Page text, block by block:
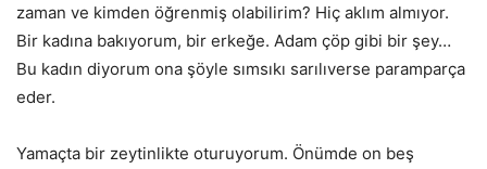
zaman ve kimden öğrenmiş olabilirim? Hiç aklım almıyor.
Bir kadına bakıyorum, bir erkeğe. Adam çöp gibi bir şey…
Bu kadın diyorum ona şöyle sımsıkı sarılıverse paramparça
eder.
Yamaçta bir zeytinlikte oturuyorum. Önümde on beş